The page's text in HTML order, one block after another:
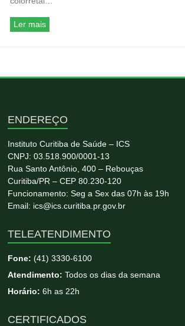
Ler mais
ENDEREÇO
Instituto Curitiba de Saúde – ICS
CNPJ: 03.518.900/0001-13
Rua Santo Antônio, 400 – Rebouças
Curitiba/PR – CEP 80.230-120
Funcionamento: Seg a Sex das 07h às 19h
Email: ics@ics.curitiba.pr.gov.br
TELEATENDIMENTO
Fone:(41) 3330-6100
Atendimento: Todos os dias da semana
Horário: 6h as 22h
CERTIFICADOS